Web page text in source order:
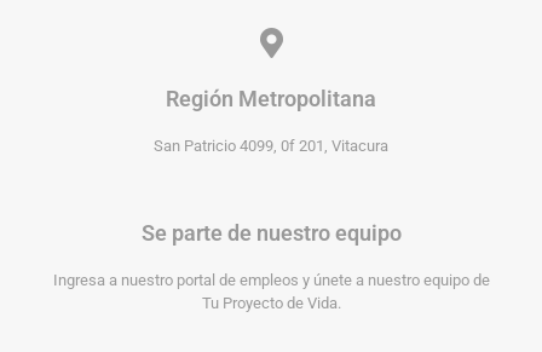
Región Metropolitana
San Patricio 4099, 0f 201, Vitacura
Se parte de nuestro equipo
Ingresa a nuestro portal de empleos y únete a nuestro equipo de
Tu Proyecto de Vida.